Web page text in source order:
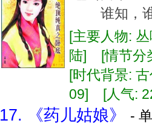
谁知，
[主要人物:
陆] [情节分
[时代背景:
09] [人气:
17. 《药儿姑娘》
-